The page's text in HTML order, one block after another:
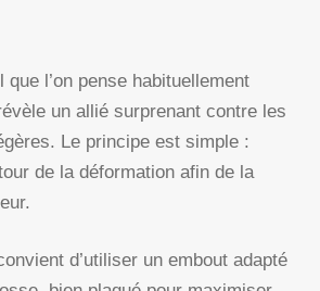
que l’on pense habituellement
un allié surprenant contre les
Le principe est simple :
de la déformation afin de la
d’utiliser un embout adapté